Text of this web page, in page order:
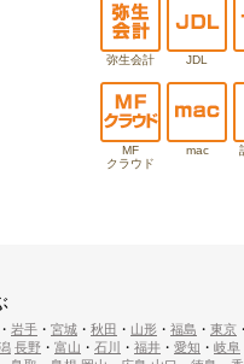
弥生会計 JDL
MF
クラウド
mac
・ 岩手 ・ 宮城 ・ 秋田 ・ 山形 ・ 福島 ・ 東京 ・
長野 ・ 富山 ・ 石川 ・ 福井 ・ 愛知 ・ 岐阜